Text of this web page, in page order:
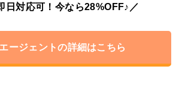
日対応可！今なら28%OFF♪／
ージェントの詳細はこちら